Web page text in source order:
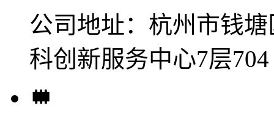
公司地址： 杭州市钱
科创新服务中心7层704